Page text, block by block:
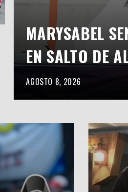
MARYSABEL
EN SALTO DE
AGOSTO 8, 2026